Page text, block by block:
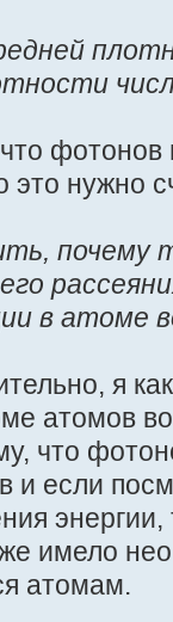
фотонов
нужно
в атоме
я
атомов
что
и если
имело
атомам.